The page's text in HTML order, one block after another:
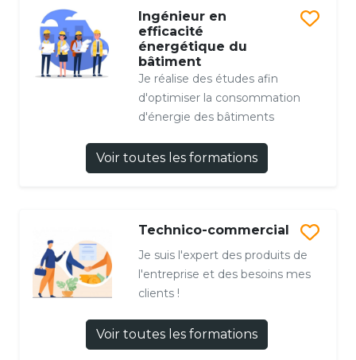
Ingénieur en
efficacité
énergétique du
bâtiment
Je réalise des études afin
d'optimiser la consommation
d'énergie des bâtiments
Voir toutes les formations
Technico-commercial
Je suis l'expert des produits de
l'entreprise et des besoins mes
clients !
Voir toutes les formations